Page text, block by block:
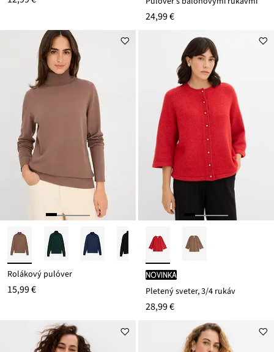
24,99 €
Rolákový pulóver
15,99 €
novinka
Pletený sveter, 3/4 rukáv
28,99 €